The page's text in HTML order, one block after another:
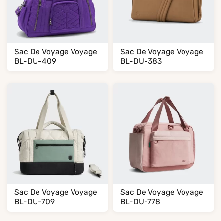
Sac De Voyage Voyage
BL-DU-409
Sac De Voyage Voyage
BL-DU-383
Sac De Voyage Voyage
BL-DU-709
Sac De Voyage Voyage
BL-DU-778